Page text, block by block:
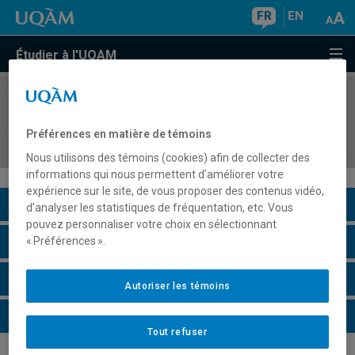
FR EN
Étudier à l'UQAM
COURS//
qualitatives en sciences de l'activité physique
Description du cours
Horaire - Été 2026
Horaire - Automne 2026
Horaire - Hiver 2027
Préférences en matière de témoins
Nous utilisons des témoins (cookies) afin de collecter des
informations qui nous permettent d’améliorer votre
expérience sur le site, de vous proposer des contenus vidéo,
d’analyser les statistiques de fréquentation, etc. Vous
pouvez personnaliser votre choix en sélectionnant
« Préférences ».
Tout refuser
Autoriser les témoins